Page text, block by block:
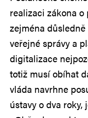
realizaci zákona
zejména
veřejné správy a
digitalizace
totiž musí obíhat
vláda navrhne
ústavy o dva roky,